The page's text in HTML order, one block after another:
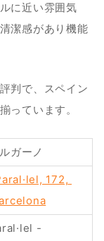
に近い雰囲気
潔感があり機能
判で、スペイン
っています。
ガーノ
172,
-